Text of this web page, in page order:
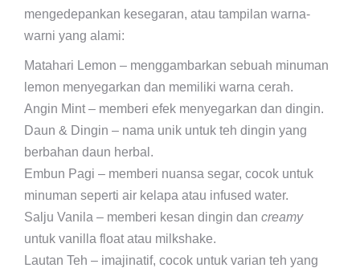
mengedepankan kesegaran, atau tampilan warna-
warni yang alami:
Matahari Lemon – menggambarkan sebuah minuman
lemon menyegarkan dan memiliki warna cerah.
Angin Mint – memberi efek menyegarkan dan dingin.
Daun & Dingin – nama unik untuk teh dingin yang
berbahan daun herbal.
Embun Pagi – memberi nuansa segar, cocok untuk
minuman seperti air kelapa atau infused water.
Salju Vanila – memberi kesan dingin dan creamy
untuk vanilla float atau milkshake.
Lautan Teh – imajinatif, cocok untuk varian teh yang